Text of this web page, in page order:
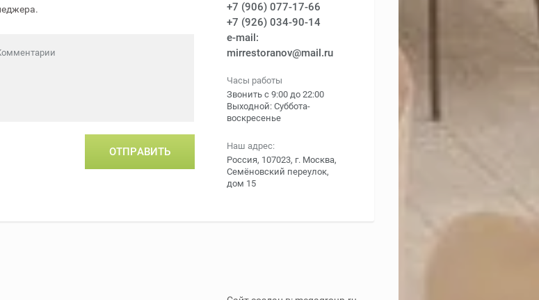
ОТПРАВИТЬ
+7 (906) 077-17-66
+7 (926) 034-90-14
e-mail:
mirrestoranov@mail.ru
Часы работы
Звонить с 9:00 до 22:00
Выходной: Суббота-
воскресенье
Наш адрес:
Россия, 107023, г. Москва,
Семёновский переулок,
дом 15